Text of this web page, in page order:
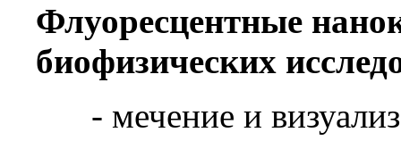
Флуоресцентные
биофизических
- мечение и